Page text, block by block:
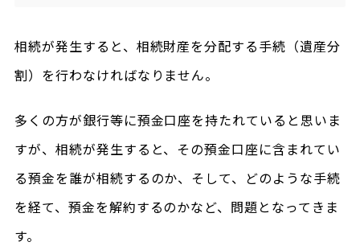
相続が発生すると、相続財産を分配する手続（遺産分
割）を行わなければなりません。
多くの方が銀行等に預金口座を持たれていると思いま
すが、相続が発生すると、その預金口座に含まれてい
る預金を誰が相続するのか、そして、どのような手続
を経て、預金を解約するのかなど、問題となってきま
す。